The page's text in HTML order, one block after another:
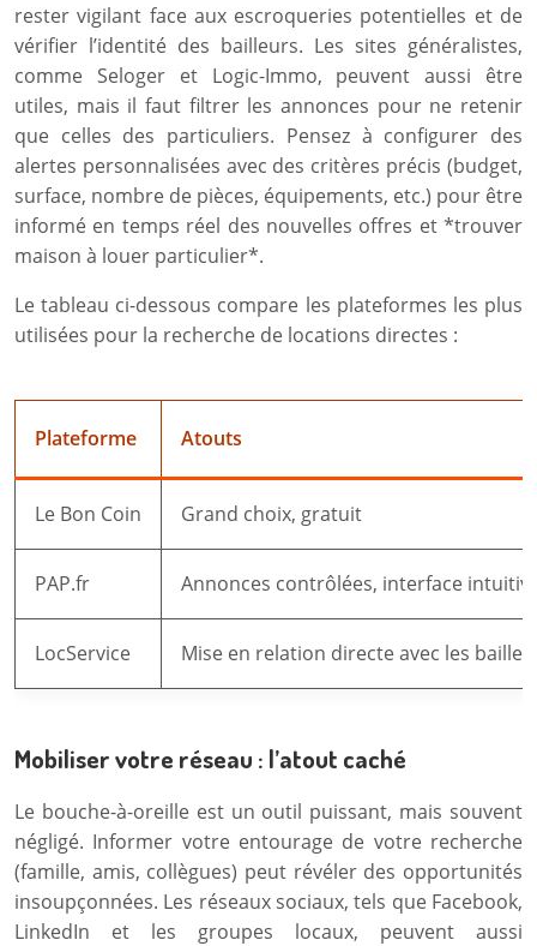
rester vigilant face aux escroqueries potentielles et de
vérifier l’identité des bailleurs. Les sites généralistes,
comme Seloger et Logic-Immo, peuvent aussi être
utiles, mais il faut filtrer les annonces pour ne retenir
que celles des particuliers. Pensez à configurer des
alertes personnalisées avec des critères précis (budget,
surface, nombre de pièces, équipements, etc.) pour être
informé en temps réel des nouvelles offres et *trouver
maison à louer particulier*.
Le tableau ci-dessous compare les plateformes les plus
utilisées pour la recherche de locations directes :
Plateforme Atouts
Le Bon Coin Grand choix, gratuit
PAP.fr Annonces contrôlées, interface
LocService Mise en relation directe avec les
Mobiliser votre réseau : l’atout caché
Le bouche-à-oreille est un outil puissant, mais souvent
négligé. Informer votre entourage de votre recherche
(famille, amis, collègues) peut révéler des opportunités
insoupçonnées. Les réseaux sociaux, tels que Facebook,
LinkedIn et les groupes locaux, peuvent aussi